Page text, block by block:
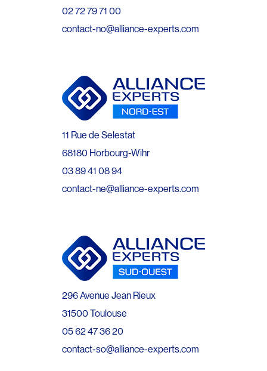
02 72 79 71 00
contact-no@alliance-experts.com
11 Rue de Selestat
68180 Horbourg-Wihr
03 89 41 08 94
contact-ne@alliance-experts.com
296 Avenue Jean Rieux
31500 Toulouse
05 62 47 36 20
contact-so@alliance-experts.com